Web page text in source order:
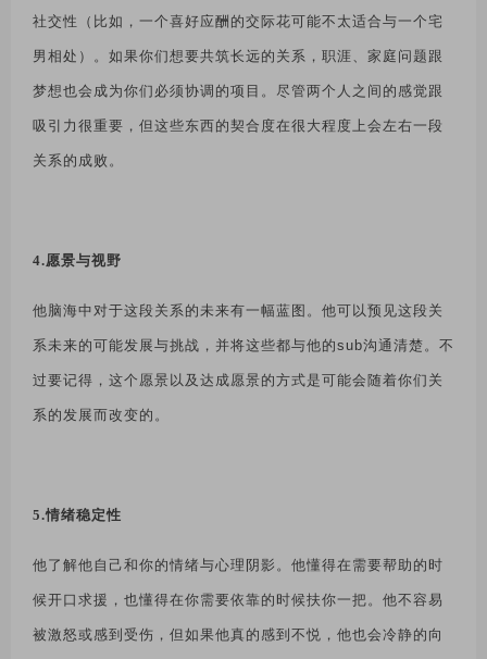
社交性（比如，一个喜好应酬的交际花可能不太适合与一个宅
男相处）。如果你们想要共筑长远的关系，职涯、家庭问题跟
梦想也会成为你们必须协调的项目。尽管两个人之间的感觉跟
吸引力很重要，但这些东西的契合度在很大程度上会左右一段
关系的成败。
4.愿景与视野
他脑海中对于这段关系的未来有一幅蓝图。他可以预见这段关
系未来的可能发展与挑战，并将这些都与他的sub沟通清楚。不
过要记得，这个愿景以及达成愿景的方式是可能会随着你们关
系的发展而改变的。
5.情绪稳定性
他了解他自己和你的情绪与心理阴影。他懂得在需要帮助的时
候开口求援，也懂得在你需要依靠的时候扶你一把。他不容易
被激怒或感到受伤，但如果他真的感到不悦，他也会冷静的向